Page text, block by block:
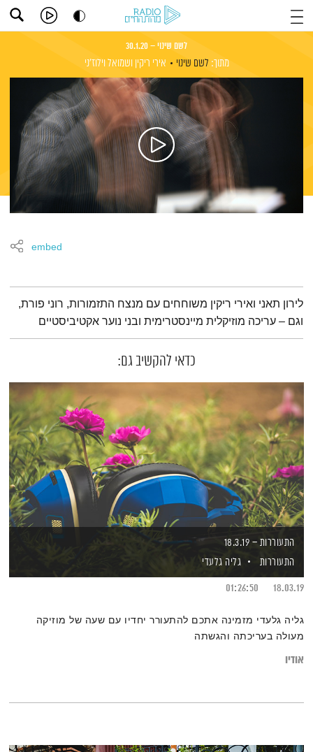
לשם שינוי – 30.1.20
מתוך: לשם שינוי אירי ריקין ושמואל וילוז'ני
embed
תמצית הפודקאסט
לירון תאני ואירי ריקין משוחחים עם מנצח התזמורות, רוני פורת,
וגם – עריכה מוזיקלית מיינסטרימית ובני נוער אקטיביסטיים
כדאי להקשיב גם:
התעוררות – 18.3.19
התעוררות
גליה גלעדי
18.03.19
01:26:50
גליה גלעדי מזמינה אתכם להתעורר יחדיו עם שעה של מוזיקה
מעולה בעריכתה והגשתה
אודיו